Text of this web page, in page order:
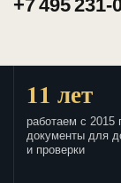
+7 495 231-
11 лет
работаем с 2015
документы для
и проверки